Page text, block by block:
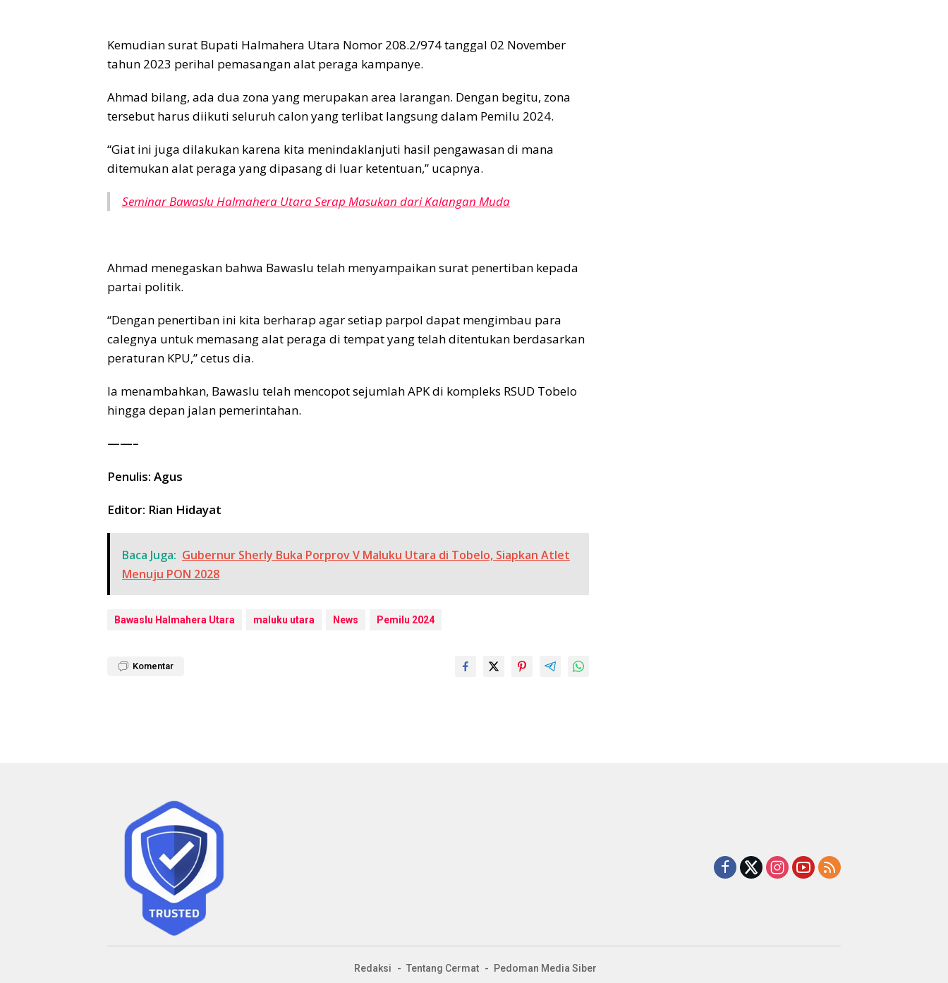
Kemudian surat Bupati Halmahera Utara Nomor 208.2/974 tanggal 02 November
tahun 2023 perihal pemasangan alat peraga kampanye.
Ahmad bilang, ada dua zona yang merupakan area larangan. Dengan begitu, zona
tersebut harus diikuti seluruh calon yang terlibat langsung dalam Pemilu 2024.
“Giat ini juga dilakukan karena kita menindaklanjuti hasil pengawasan di mana
ditemukan alat peraga yang dipasang di luar ketentuan,” ucapnya.
Seminar Bawaslu Halmahera Utara Serap Masukan dari Kalangan Muda
Ahmad menegaskan bahwa Bawaslu telah menyampaikan surat penertiban kepada
partai politik.
“Dengan penertiban ini kita berharap agar setiap parpol dapat mengimbau para
calegnya untuk memasang alat peraga di tempat yang telah ditentukan berdasarkan
peraturan KPU,” cetus dia.
Ia menambahkan, Bawaslu telah mencopot sejumlah APK di kompleks RSUD Tobelo
hingga depan jalan pemerintahan.
——–
Penulis: Agus
Editor: Rian Hidayat
Baca Juga: Gubernur Sherly Buka Porprov V Maluku Utara di Tobelo, Siapkan Atlet
Menuju PON 2028
Bawaslu Halmahera Utara maluku utara News Pemilu 2024
Komentar
Redaksi Tentang Cermat
Pedoman Media Siber